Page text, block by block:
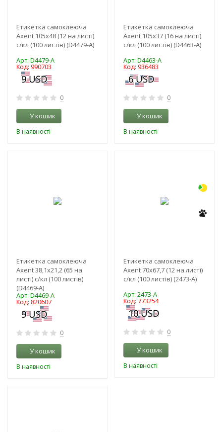
Етикетка самоклеюча
Axent 105x48 (12 на листі)
с/кл (100 листів) (D4479-A)
Арт: D4479-A
Код: 990703
0
У кошик
В наявності
Етикетка самоклеюча
Axent 105x37 (16 на листі)
с/кл (100 листів) (D4463-A)
Арт: D4463-A
Код: 936483
0
У кошик
В наявності
Етикетка самоклеюча
Axent 38,1x21,2 (65 на
листі) с/кл (100 листів)
(D4469-A)
Арт: D4469-A
Код: 820607
0
У кошик
В наявності
Етикетка самоклеюча
Axent 70x67,7 (12 на листі)
с/кл (100 листів) (2473-A)
Арт: 2473-A
Код: 773254
0
У кошик
В наявності